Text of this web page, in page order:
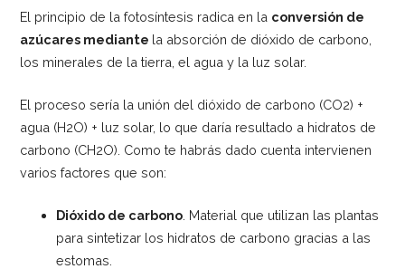
El principio de la fotosíntesis radica en la conversión de
azúcares mediante la absorción de dióxido de carbono,
los minerales de la tierra, el agua y la luz solar.
El proceso sería la unión del dióxido de carbono (CO2) +
agua (H2O) + luz solar, lo que daría resultado a hidratos de
carbono (CH2O). Como te habrás dado cuenta intervienen
varios factores que son:
Dióxido de carbono . Material que utilizan las plantas
para sintetizar los hidratos de carbono gracias a las
estomas.